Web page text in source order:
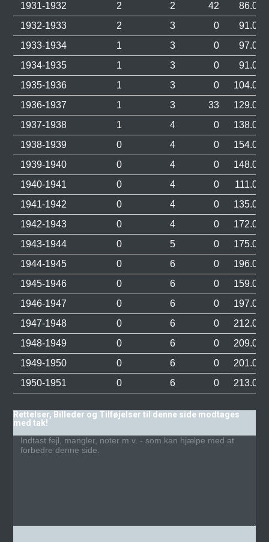
1931-1932
2 2 42
86.000
1932-1933
2 3 0
91.000
1933-1934
1 3 0
97.000
1934-1935
1 3 0
91.000
1935-1936
1 3 0
104.000
1936-1937
1 3 33
129.000
1937-1938
1 4 0
138.000
1938-1939
0 4 0
154.000
1939-1940
0 4 0
148.000
1940-1941
0 4 0
111.000
1941-1942
0 4 0
135.000
1942-1943
0 4 0
172.000
1943-1944
0 5 0
175.000
1944-1945
0 6 0
196.000
1945-1946
0 6 0
159.000
1946-1947
0 6 0
197.000
1947-1948
0 6 0
212.000
1948-1949
0 6 0
209.000
1949-1950
0 6 0
201.000
1950-1951
0 6 0 213.000
Rettelser, Billeder og Tilføjelser til denne side modtages
med tak!